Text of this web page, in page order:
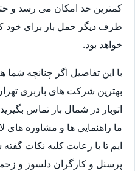
کمترین حد امکان می رسد و
طرف دیگر حمل بار برای خود
خواهد بود.
با این تفاصیل اگر چنانچه شما
بهترین شرکت های باربری
اتوبار در شمال بار تماس
ما راهنمایی ها و مشاوره های
ایم تا با رعایت کلیه نکات گفته
پرسنل و کارگران دلسوز و